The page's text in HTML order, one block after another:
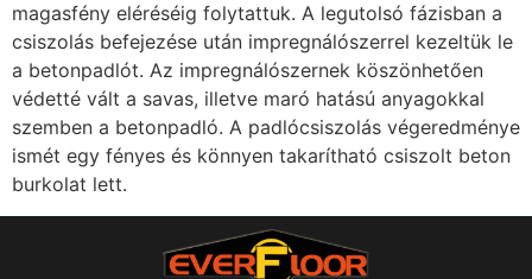
magasfény eléréséig folytattuk. A legutolsó fázisban a
csiszolás befejezése után impregnálószerrel kezeltük le
a betonpadlót. Az impregnálószernek köszönhetően
védetté vált a savas, illetve maró hatású anyagokkal
szemben a betonpadló. A padlócsiszolás végeredménye
ismét egy fényes és könnyen takarítható csiszolt beton
burkolat lett.